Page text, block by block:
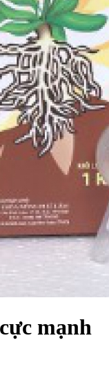
mạnh